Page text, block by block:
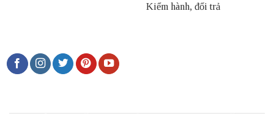
Kiểm hành, đổi trả